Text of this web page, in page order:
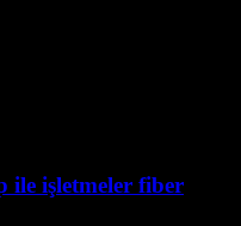
ile işletmeler fiber